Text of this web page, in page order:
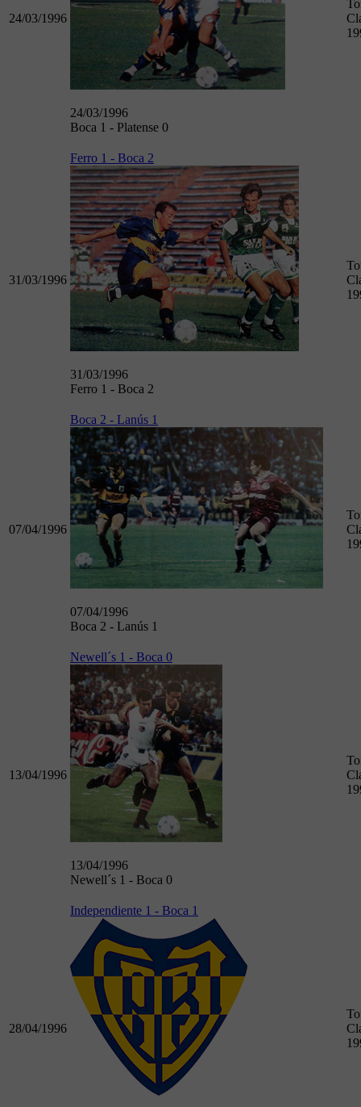
24/03/1996
24/03/1996
Boca 1 - Platense 0
31/03/1996
Ferro 1 - Boca 2
31/03/1996
Ferro 1 - Boca 2
07/04/1996
Boca 2 - Lanús 1
07/04/1996
Boca 2 - Lanús 1
13/04/1996
Newell´s 1 - Boca 0
13/04/1996
Newell´s 1 - Boca 0
28/04/1996
Independiente 1 - Boca 1